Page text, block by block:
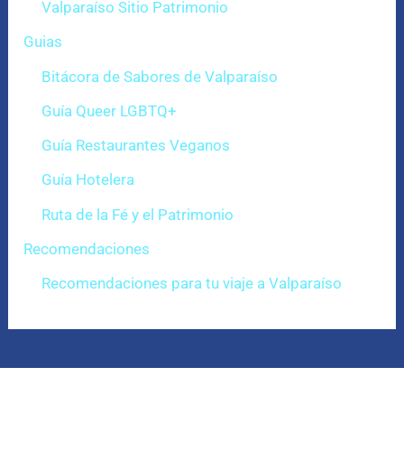
Valparaíso Sitio Patrimonio
Guias
Bitácora de Sabores de Valparaíso
Guía Queer LGBTQ+
Guía Restaurantes Veganos
Guía Hotelera
Ruta de la Fé y el Patrimonio
Recomendaciones
Recomendaciones para tu viaje a Valparaíso